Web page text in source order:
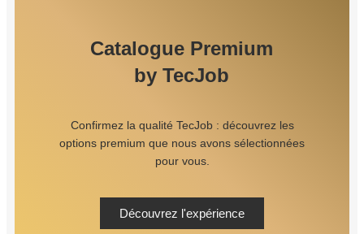
Catalogue Premium
by TecJob
Confirmez la qualité TecJob : découvrez les
options premium que nous avons sélectionnées
pour vous.
Découvrez l'expérience